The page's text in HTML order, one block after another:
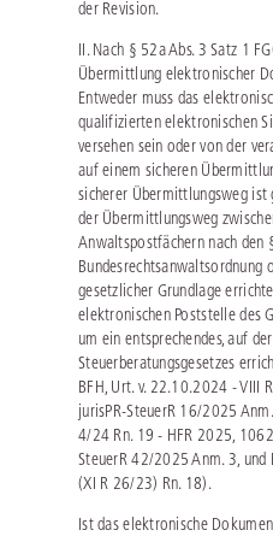
der Revision.
II. Nach § 52a Abs. 3 Satz 1
Übermittlung elektronischer
Entweder muss das
qualifizierten elektronischen
versehen sein oder von der
auf einem sicheren
sicherer Übermittlungsweg ist
der Übermittlungsweg
Anwaltspostfächern nach den
Bundesrechtsanwaltsordnung
gesetzlicher Grundlage
elektronischen Poststelle des
um ein entsprechendes, auf
Steuerberatungsgesetzes
BFH, Urt. v. 22.10.2024 - VIII
jurisPR-SteuerR 16/2025
4/24 Rn. 19 - HFR 2025,
SteuerR 42/2025 Anm. 3,
(XI R 26/23) Rn. 18).
Ist das elektronische